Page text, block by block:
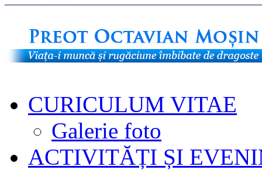
CURICULUM VITAE
Galerie foto
ACTIVITĂȚI ȘI